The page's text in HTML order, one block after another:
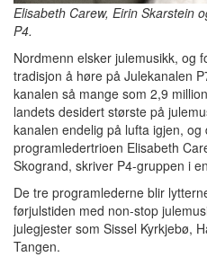
Elisabeth Carew, Eirin Skarstein
P4.
Nordmenn elsker julemusikk, og
tradisjon å høre på Julekanalen
kanalen så mange som 2,9
landets desidert største på
kanalen endelig på lufta igjen,
programledertrioen Elisabeth
Skogrand, skriver P4-gruppen i
De tre programlederne blir
førjulstiden med non-stop
julegjester som Sissel Kyrkjebø,
Tangen.